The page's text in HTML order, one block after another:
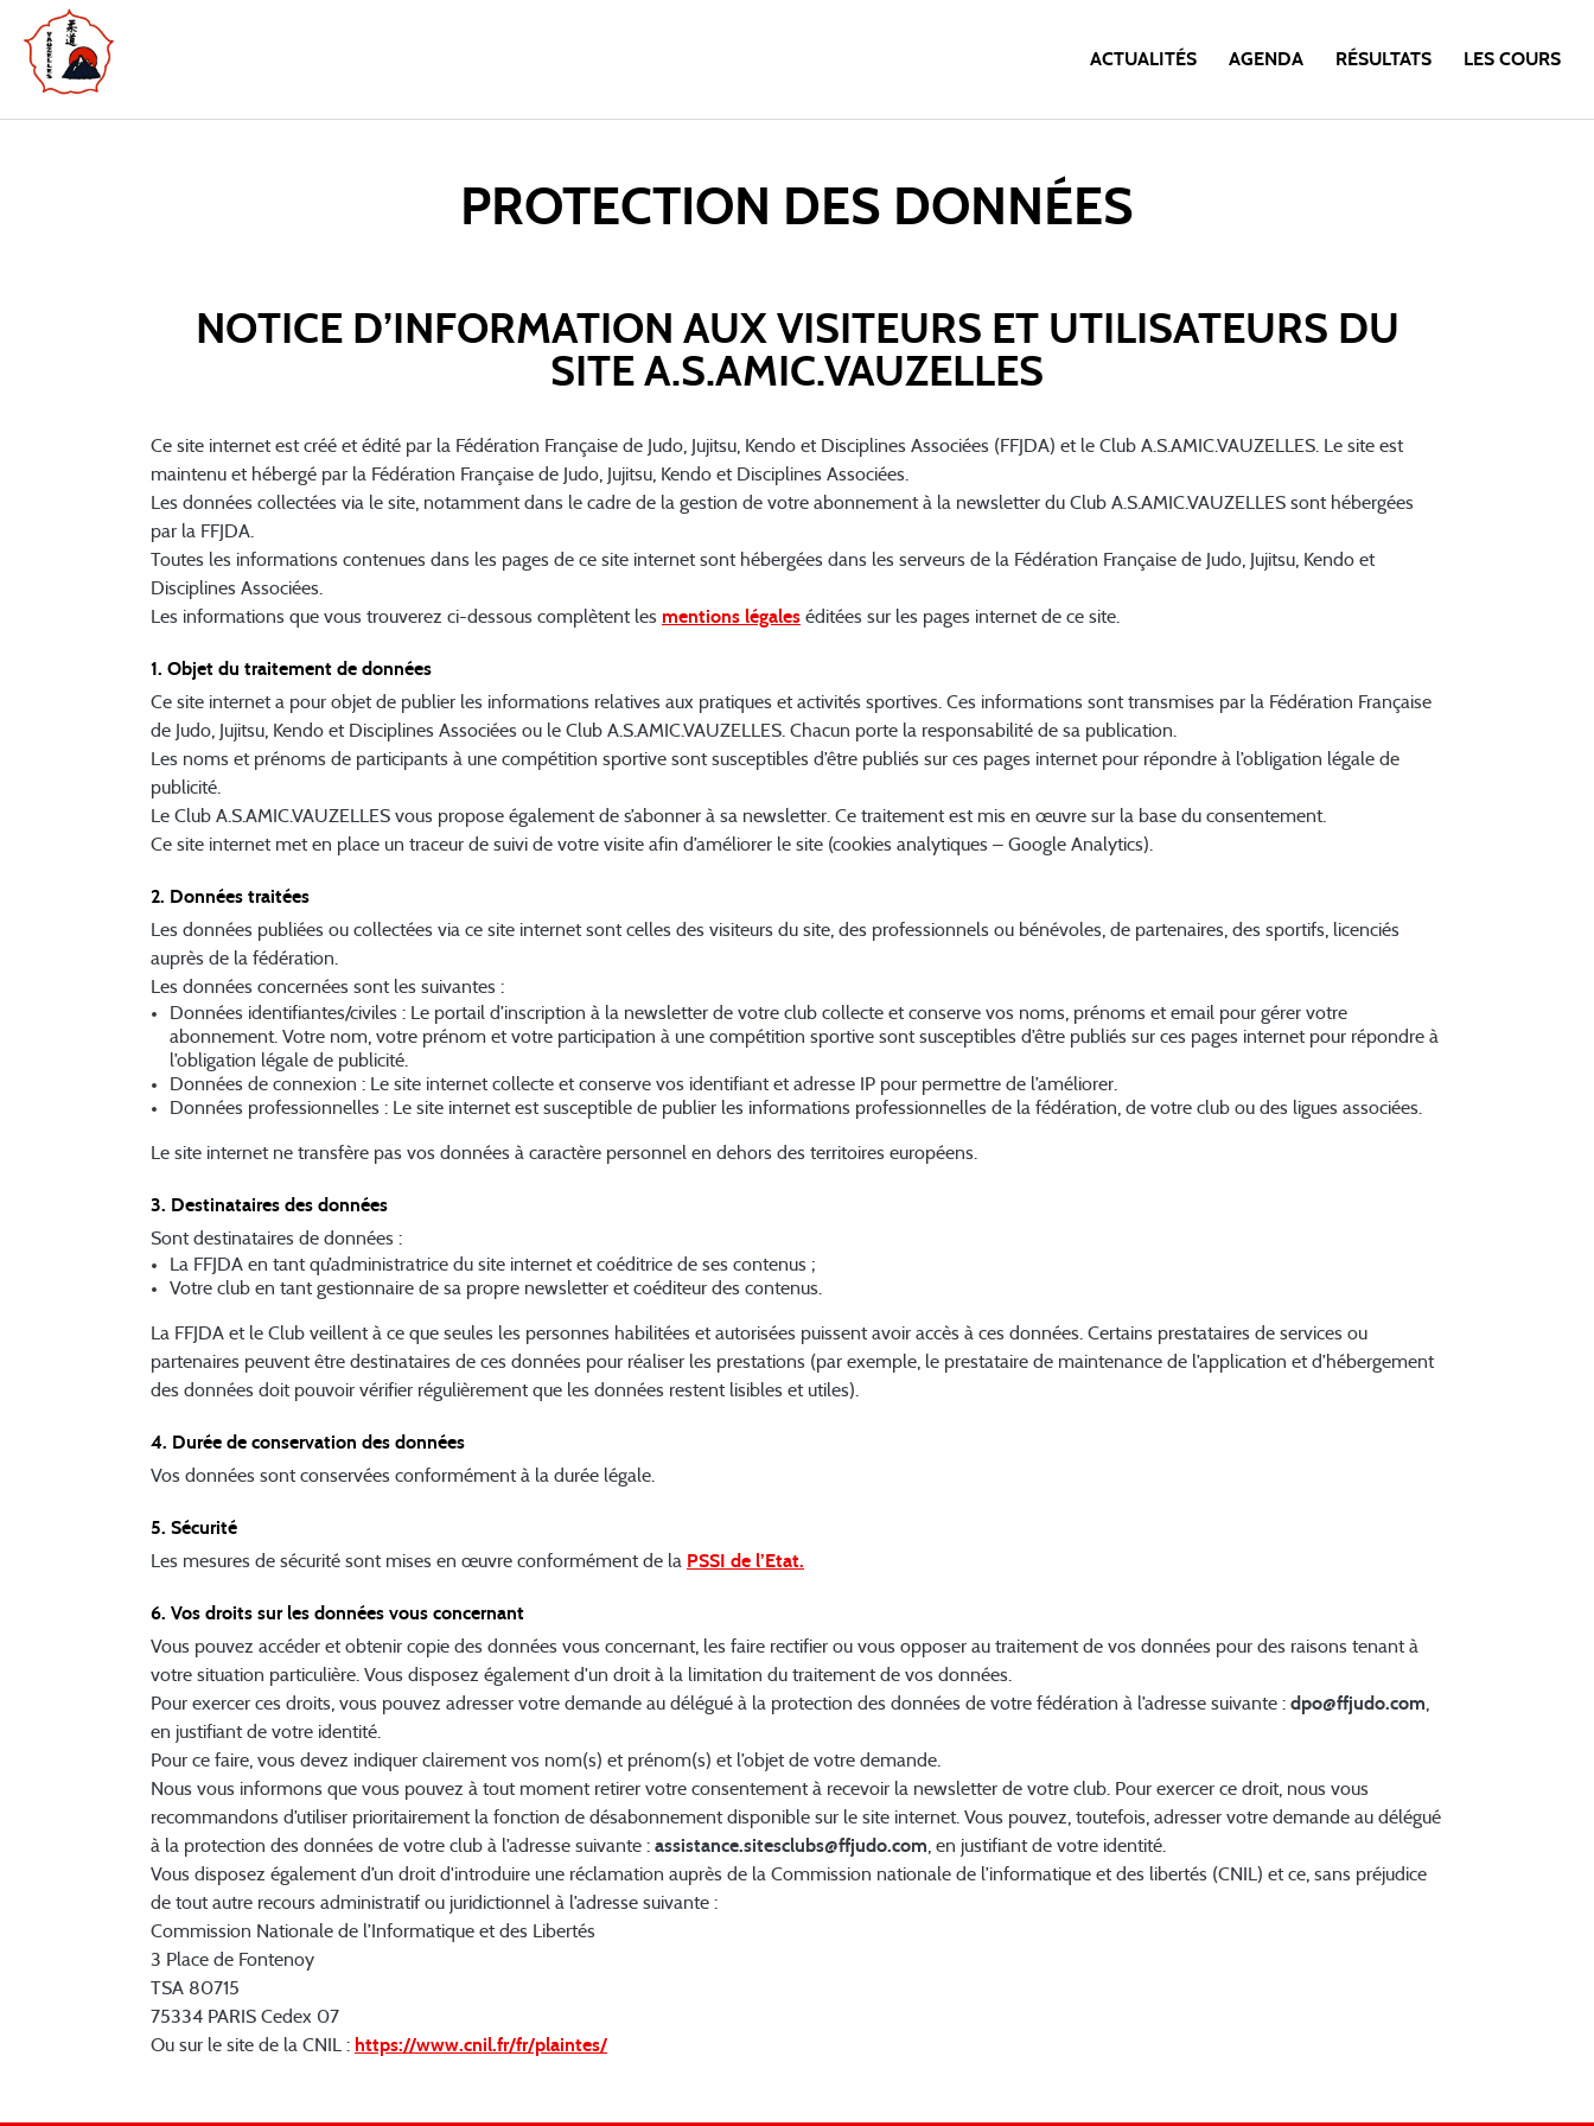
ACTUALITÉS AGENDA RÉSULTATS LES COURS
PROTECTION DES DONNÉES
NOTICE D’INFORMATION AUX VISITEURS ET UTILISATEURS DU
SITE A.S.AMIC.VAUZELLES
Ce site internet est créé et édité par la Fédération Française de Judo, Jujitsu, Kendo et Disciplines Associées (FFJDA) et le Club A.S.AMIC.VAUZELLES. Le site est
maintenu et hébergé par la Fédération Française de Judo, Jujitsu, Kendo et Disciplines Associées.
Les données collectées via le site, notamment dans le cadre de la gestion de votre abonnement à la newsletter du Club A.S.AMIC.VAUZELLES sont hébergées
par la FFJDA.
Toutes les informations contenues dans les pages de ce site internet sont hébergées dans les serveurs de la Fédération Française de Judo, Jujitsu, Kendo et
Disciplines Associées.
Les informations que vous trouverez ci-dessous complètent les mentions légales éditées sur les pages internet de ce site.
1. Objet du traitement de données
Ce site internet a pour objet de publier les informations relatives aux pratiques et activités sportives. Ces informations sont transmises par la Fédération Française
de Judo, Jujitsu, Kendo et Disciplines Associées ou le Club A.S.AMIC.VAUZELLES. Chacun porte la responsabilité de sa publication.
Les noms et prénoms de participants à une compétition sportive sont susceptibles d’être publiés sur ces pages internet pour répondre à l’obligation légale de
publicité.
Le Club A.S.AMIC.VAUZELLES vous propose également de s’abonner à sa newsletter. Ce traitement est mis en œuvre sur la base du consentement.
Ce site internet met en place un traceur de suivi de votre visite afin d’améliorer le site (cookies analytiques – Google Analytics).
2. Données traitées
Les données publiées ou collectées via ce site internet sont celles des visiteurs du site, des professionnels ou bénévoles, de partenaires, des sportifs, licenciés
auprès de la fédération.
Les données concernées sont les suivantes :
Données identifiantes/civiles : Le portail d’inscription à la newsletter de votre club collecte et conserve vos noms, prénoms et email pour gérer votre
abonnement. Votre nom, votre prénom et votre participation à une compétition sportive sont susceptibles d’être publiés sur ces pages internet pour répondre à
l’obligation légale de publicité.
Données de connexion : Le site internet collecte et conserve vos identifiant et adresse IP pour permettre de l’améliorer.
Données professionnelles : Le site internet est susceptible de publier les informations professionnelles de la fédération, de votre club ou des ligues associées.
Le site internet ne transfère pas vos données à caractère personnel en dehors des territoires européens.
3. Destinataires des données
Sont destinataires de données :
La FFJDA en tant qu’administratrice du site internet et coéditrice de ses contenus ;
Votre club en tant gestionnaire de sa propre newsletter et coéditeur des contenus.
La FFJDA et le Club veillent à ce que seules les personnes habilitées et autorisées puissent avoir accès à ces données. Certains prestataires de services ou
partenaires peuvent être destinataires de ces données pour réaliser les prestations (par exemple, le prestataire de maintenance de l’application et d’hébergement
des données doit pouvoir vérifier régulièrement que les données restent lisibles et utiles).
4. Durée de conservation des données
Vos données sont conservées conformément à la durée légale.
5. Sécurité
Les mesures de sécurité sont mises en œuvre conformément de la PSSI de l’Etat.
6. Vos droits sur les données vous concernant
Vous pouvez accéder et obtenir copie des données vous concernant, les faire rectifier ou vous opposer au traitement de vos données pour des raisons tenant à
votre situation particulière. Vous disposez également d'un droit à la limitation du traitement de vos données.
Pour exercer ces droits, vous pouvez adresser votre demande au délégué à la protection des données de votre fédération à l’adresse suivante : dpo@ffjudo.com
en justifiant de votre identité.
Pour ce faire, vous devez indiquer clairement vos nom(s) et prénom(s) et l’objet de votre demande.
Nous vous informons que vous pouvez à tout moment retirer votre consentement à recevoir la newsletter de votre club. Pour exercer ce droit, nous vous
recommandons d’utiliser prioritairement la fonction de désabonnement disponible sur le site internet. Vous pouvez, toutefois, adresser votre demande au délégué
à la protection des données de votre club à l’adresse suivante : assistance.sitesclubs@ffjudo.com , en justifiant de votre identité.
Vous disposez également d’un droit d'introduire une réclamation auprès de la Commission nationale de l’informatique et des libertés (CNIL) et ce, sans préjudice
de tout autre recours administratif ou juridictionnel à l’adresse suivante :
Commission Nationale de l’Informatique et des Libertés
3 Place de Fontenoy
TSA 80715
75334 PARIS Cedex 07
Ou sur le site de la CNIL : https://www.cnil.fr/fr/plaintes/